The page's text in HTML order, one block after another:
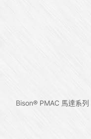
Bison® PMAC 馬達系列